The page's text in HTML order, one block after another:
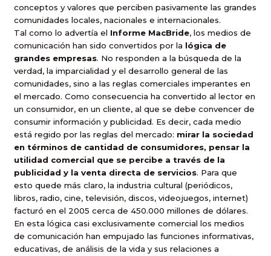
conceptos y valores que perciben pasivamente las grandes
comunidades locales, nacionales e internacionales.
Tal como lo advertía el Informe MacBride, los medios de
comunicación han sido convertidos por la lógica de
grandes empresas. No responden a la búsqueda de la
verdad, la imparcialidad y el desarrollo general de las
comunidades, sino a las reglas comerciales imperantes en
el mercado. Como consecuencia ha convertido al lector en
un consumidor, en un cliente, al que se debe convencer de
consumir información y publicidad. Es decir, cada medio
está regido por las reglas del mercado: mirar la sociedad
en términos de cantidad de consumidores, pensar la
utilidad comercial que se percibe a través de la
publicidad y la venta directa de servicios. Para que
esto quede más claro, la industria cultural (periódicos,
libros, radio, cine, televisión, discos, videojuegos, internet)
facturó en el 2005 cerca de 450.000 millones de dólares.
En esta lógica casi exclusivamente comercial los medios
de comunicación han empujado las funciones informativas,
educativas, de análisis de la vida y sus relaciones a